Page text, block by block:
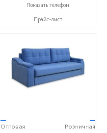
+7 (927) 630-62-82
Показать телефон
Прайс-лист
—
Оптовая
—
Розничная